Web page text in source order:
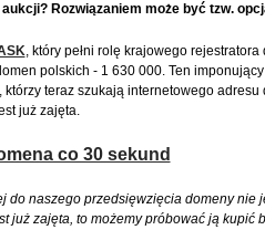
Rozwiązaniem może być tzw.
, który pełni rolę krajowego rejestratora
polskich - 1 630 000. Ten
którzy teraz szukają internetowego
już zajęta.
co 30 sekund
naszego przedsięwzięcia domeny nie
już zajęta, to możemy próbować ją kupić